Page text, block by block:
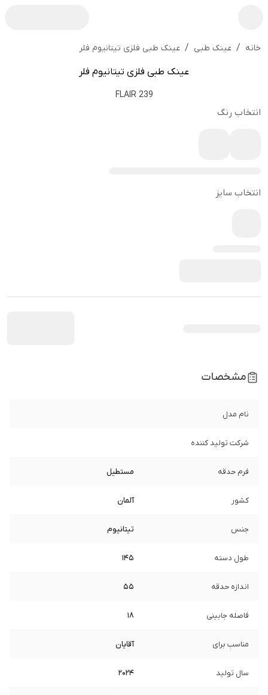
خانه / عینک طبی / عینک طبی فلزی تیتانیوم فلر
عینک طبی فلزی تیتانیوم فلر
FLAIR 239
انتخاب رنگ
انتخاب سایز
مشخصات
نام مدل
شرکت تولید کننده
فرم حدقه مستطیل
کشور آلمان
جنس تیتانیوم
طول دسته 145
اندازه حدقه 55
فاصله جابینی 18
مناسب برای آقایان
سال تولید 2024